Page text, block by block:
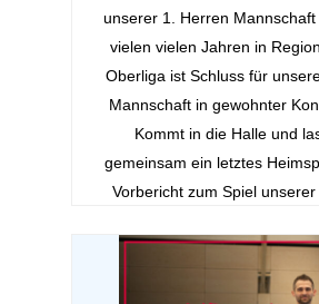
unserer 1. Herren Mannschaft
vielen vielen Jahren in
Oberliga ist Schluss für
Mannschaft in gewohnter
Kommt in die Halle und
gemeinsam ein letztes
Vorbericht zum Spiel